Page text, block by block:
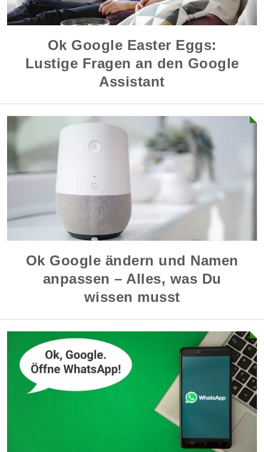
Ok Google Easter Eggs:
Lustige Fragen an den Google
Assistant
Ok Google ändern und Namen
anpassen – Alles, was Du
wissen musst